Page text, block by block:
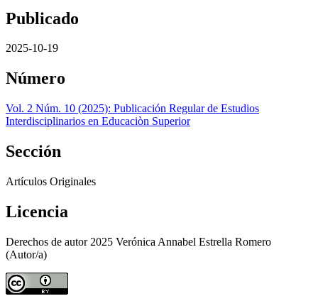
Publicado
2025-10-19
Número
Vol. 2 Núm. 10 (2025): Publicación Regular de Estudios
Interdisciplinarios en Educaciòn Superior
Sección
Artículos Originales
Licencia
Derechos de autor 2025 Verónica Annabel Estrella Romero
(Autor/a)